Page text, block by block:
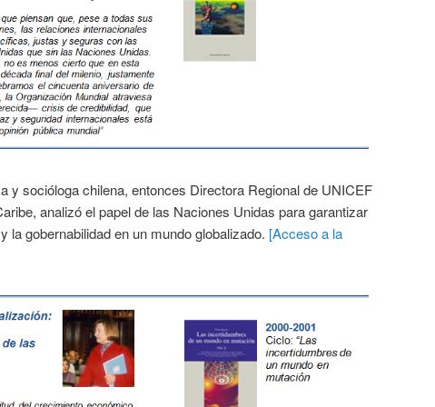
y socióloga chilena, entonces Directora Regional de UNICEF
analizó el papel de las Naciones Unidas para garantizar
la gobernabilidad en un mundo globalizado. [Acceso a la